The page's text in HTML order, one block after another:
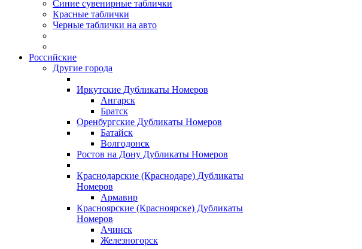
Синие сувенирные таблички
Красные таблички
Черные таблички на авто
Российские
Другие города
Иркутские Дубликаты Номеров
Ангарск
Братск
Оренбургские Дубликаты Номеров
Батайск
Волгодонск
Ростов на Дону Дубликаты Номеров
Краснодарские (Краснодаре) Дубликаты
Номеров
Армавир
Красноярские (Красноярске) Дубликаты
Номеров
Ачинск
Железногорск